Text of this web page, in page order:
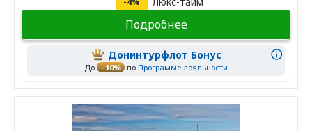
Подробнее
Донинтурфлот Бонус
До –10% по Программе лояльности